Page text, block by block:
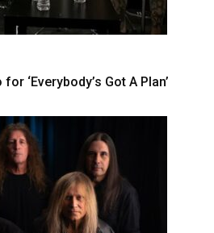
‘Everybody’s Got A Plan’